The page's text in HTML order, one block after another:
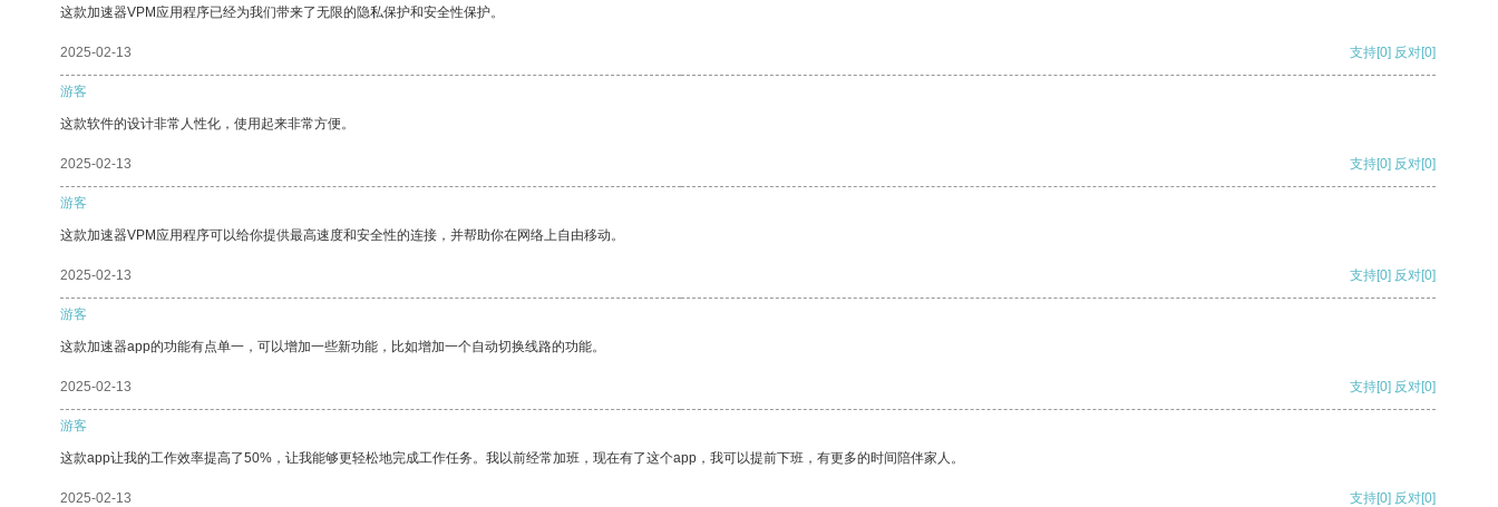
这款加速器VPM应用程序已经为我们带来了无限的隐私保护和安全性保护。
2025-02-13 支持[0] 反对[0]
游客
这款软件的设计非常人性化，使用起来非常方便。
2025-02-13 支持[0] 反对[0]
游客
这款加速器VPM应用程序可以给你提供最高速度和安全性的连接，并帮助你在网络上自由移动。
2025-02-13 支持[0] 反对[0]
游客
这款加速器app的功能有点单一，可以增加一些新功能，比如增加一个自动切换线路的功能。
2025-02-13 支持[0] 反对[0]
游客
这款app让我的工作效率提高了50%，让我能够更轻松地完成工作任务。我以前经常加班，现在有了这个app，我可以提前下班，有更多的时间陪伴家人。
2025-02-13 支持[0] 反对[0]